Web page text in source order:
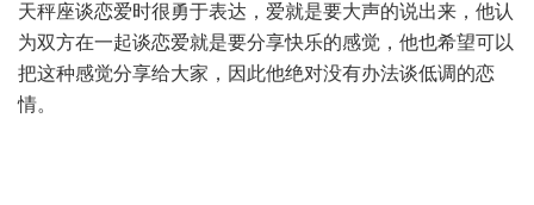
天秤座谈恋爱时很勇于表达，爱就是要大声的说出来，他认
为双方在一起谈恋爱就是要分享快乐的感觉，他也希望可以
把这种感觉分享给大家，因此他绝对没有办法谈低调的恋
情。